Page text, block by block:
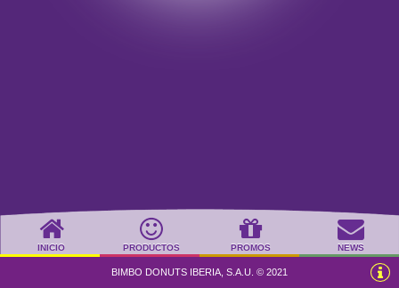
INICIO PRODUCTOS PROMOS NEWS
BIMBO DONUTS IBERIA, S.A.U. © 2021